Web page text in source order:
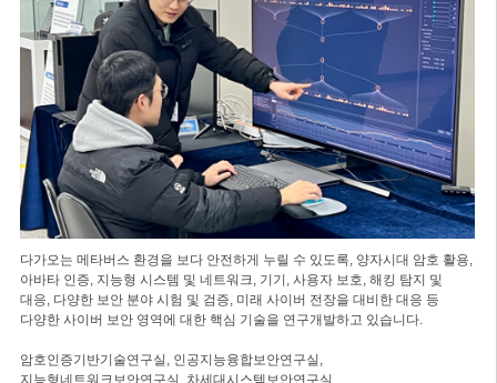
다가오는 메타버스 환경을 보다 안전하게 누릴 수 있도록, 양자시대 암호 활용,
아바타 인증, 지능형 시스템 및 네트워크, 기기, 사용자 보호, 해킹 탐지 및
대응, 다양한 보안 분야 시험 및 검증, 미래 사이버 전장을 대비한 대응 등
다양한 사이버 보안 영역에 대한 핵심 기술을 연구개발하고 있습니다.
암호인증기반기술연구실, 인공지능융합보안연구실,
지능형네트워크보안연구실, 차세대시스템보안연구실,